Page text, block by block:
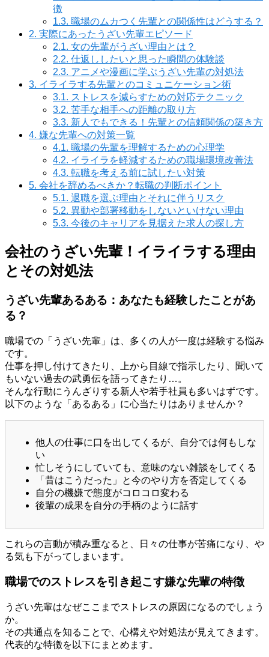
徴
1.3. 職場のムカつく先輩との関係性はどうする？
2. 実際にあったうざい先輩エピソード
2.1. 女の先輩がうざい理由とは？
2.2. 仕返ししたいと思った瞬間の体験談
2.3. アニメや漫画に学ぶうざい先輩の対処法
3. イライラする先輩とのコミュニケーション術
3.1. ストレスを減らすための対応テクニック
3.2. 苦手な相手への距離の取り方
3.3. 新人でもできる！先輩との信頼関係の築き方
4. 嫌な先輩への対策一覧
4.1. 職場の先輩を理解するための心理学
4.2. イライラを軽減するための職場環境改善法
4.3. 転職を考える前に試したい対策
5. 会社を辞めるべきか？転職の判断ポイント
5.1. 退職を選ぶ理由とそれに伴うリスク
5.2. 異動や部署移動をしないといけない理由
5.3. 今後のキャリアを見据えた求人の探し方
会社のうざい先輩！イライラする理由
とその対処法
うざい先輩あるある：あなたも経験したことがあ
る？
職場での「うざい先輩」は、多くの人が一度は経験する悩み
です。
仕事を押し付けてきたり、上から目線で指示したり、聞いて
もいない過去の武勇伝を語ってきたり…。
そんな行動にうんざりする新人や若手社員も多いはずです。
以下のような「あるある」に心当たりはありませんか？
他人の仕事に口を出してくるが、自分では何もしな
い
忙しそうにしていても、意味のない雑談をしてくる
「昔はこうだった」と今のやり方を否定してくる
自分の機嫌で態度がコロコロ変わる
後輩の成果を自分の手柄のように話す
これらの言動が積み重なると、日々の仕事が苦痛になり、や
る気も下がってしまいます。
職場でのストレスを引き起こす嫌な先輩の特徴
うざい先輩はなぜここまでストレスの原因になるのでしょう
か。
その共通点を知ることで、心構えや対処法が見えてきます。
代表的な特徴を以下にまとめます。